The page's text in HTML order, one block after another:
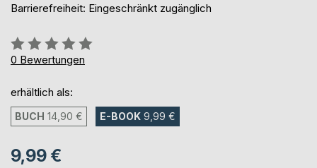
Barrierefreiheit: Eingeschränkt zugänglich
Bewertung::
0%
0 Bewertungen
erhältlich als:
BUCH 14,90 € E-BOOK 9,99 €
9,99 €